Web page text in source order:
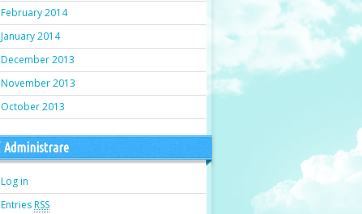
February 2014
January 2014
December 2013
November 2013
October 2013
Administrare
Log in
EntriesRSS